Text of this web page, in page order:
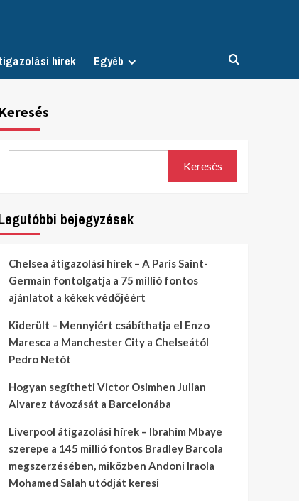
hírek Egyéb
Keresés
Keresés
bejegyzések
Chelsea átigazolási hírek – A Paris Saint-
Germain fontolgatja a 75 millió fontos
ajánlatot a kékek védőjéért
Kiderült – Mennyiért csábíthatja el Enzo
Maresca a Manchester City a Chelseától
Pedro Netót
Hogyan segítheti Victor Osimhen Julian
Alvarez távozását a Barcelonába
Liverpool átigazolási hírek – Ibrahim Mbaye
szerepe a 145 millió fontos Bradley Barcola
megszerzésében, miközben Andoni Iraola
Mohamed Salah utódját keresi